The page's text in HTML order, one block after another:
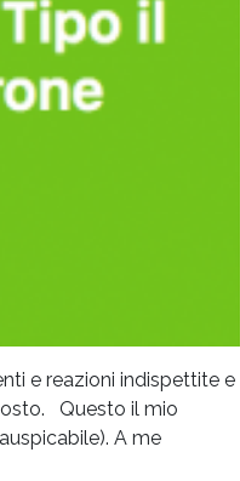
e reazioni indispettite e
Questo il mio
A me